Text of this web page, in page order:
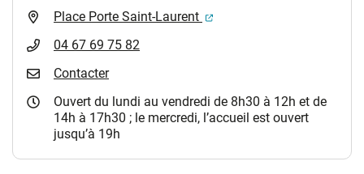
Place Porte Saint-Laurent
(ouverture dans un
04 67 69 75 82
Contacter
Ouvert du lundi au vendredi de 8h30 à 12h et de
14h à 17h30 ; le mercredi, l’accueil est ouvert
jusqu’à 19h